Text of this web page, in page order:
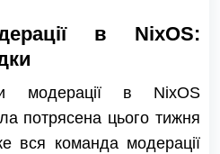
в NixOS:
модерації в NixOS
потрясена цього тижня
вся команда модерації